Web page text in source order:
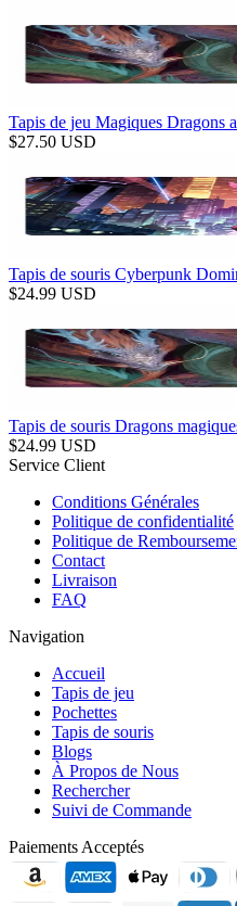
Tapis de jeu Magiques Dragons
$27.50 USD
Tapis de souris Cyberpunk
$24.99 USD
Tapis de souris Dragons
$24.99 USD
Service Client
Conditions Générales
Politique de confidentialité
Politique de
Contact
Livraison
FAQ
Navigation
Accueil
Tapis de jeu
Pochettes
Tapis de souris
Blogs
À Propos de Nous
Rechercher
Suivi de Commande
Paiements Acceptés